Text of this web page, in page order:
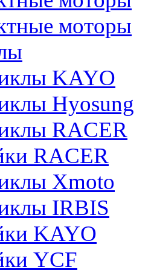
моторы
KAYO
Hyosung
RACER
RACER
Xmoto
IRBIS
KAYO
YCF